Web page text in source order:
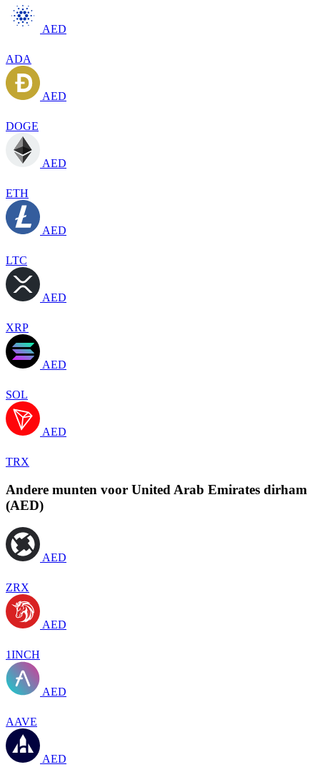
AED
ADA
AED
DOGE
AED
ETH
AED
LTC
AED
XRP
AED
SOL
AED
TRX
Andere munten voor United Arab Emirates dirham
(AED)
AED
ZRX
AED
1INCH
AED
AAVE
AED